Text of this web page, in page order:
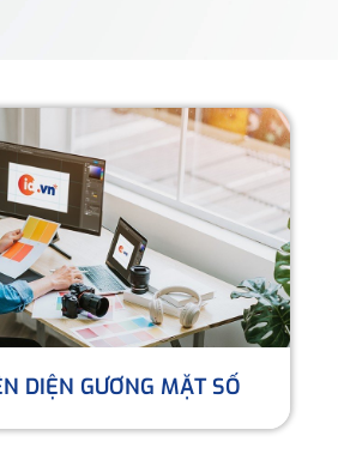
DIỆN GƯƠNG MẶT SỐ